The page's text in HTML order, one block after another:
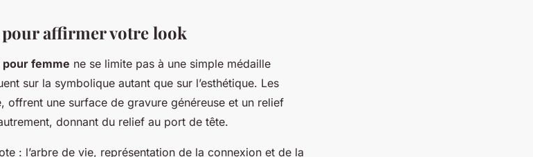
pour affirmer votre look
femme ne se limite pas à une simple médaille
sur la symbolique autant que sur l’esthétique. Les
offrent une surface de gravure généreuse et un relief
donnant du relief au port de tête.
: l’arbre de vie, représentation de la connexion et de la